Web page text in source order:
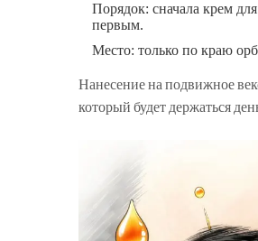
Порядок: сначала крем
первым.
Место: только по краю
Нанесение на подвижное
который будет держаться